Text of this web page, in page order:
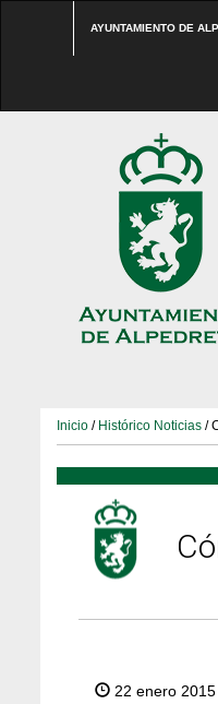
AYUNTAMIENTO DE
Inicio / Histórico Noticias /
22 enero 2015